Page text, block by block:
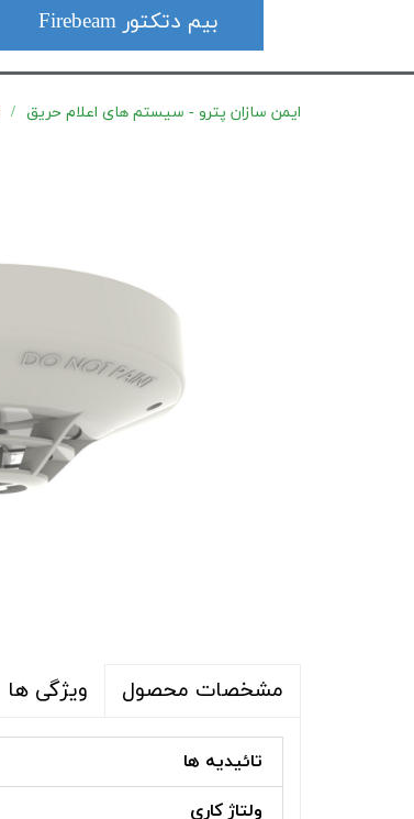
بیم دتکتور Firebeam
ایمن سازان پترو - سیستم های اعلام حریق
مشخصات محصول ویژگی ها
تائیدیه ها
ولتاژ کاری